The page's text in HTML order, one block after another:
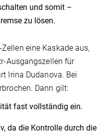
und somit –
zu lösen.
eine Kaskade aus,
Ausgangszellen für
Irina Dudanova. Bei
Dann gilt:
fast vollständig ein.
da die Kontrolle durch die